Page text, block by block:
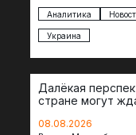
теснят противника
участках, создавая
Аналитика
Украина
Далёкая
стране могут
08.08.2026